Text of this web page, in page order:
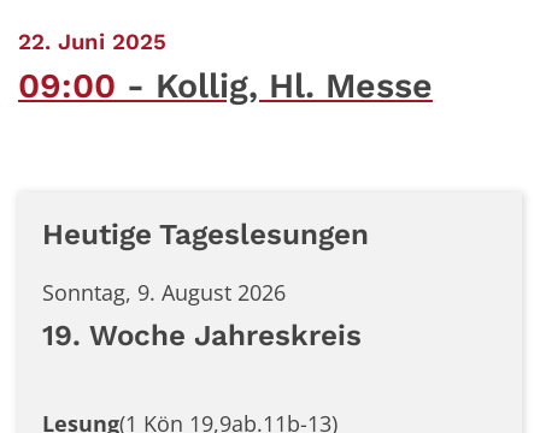
22. Juni 2025
09:00 Kollig, Hl. Messe
Heutige Tageslesungen
Sonntag, 9. August 2026
19. Woche Jahreskreis
Lesung(1 Kön 19,9ab.11b-13)